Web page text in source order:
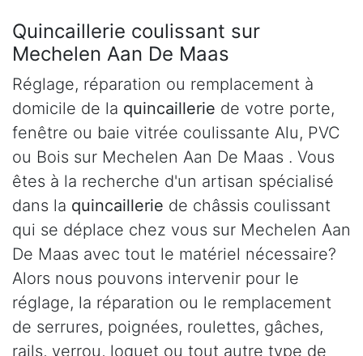
Quincaillerie coulissant sur
Mechelen Aan De Maas
Réglage, réparation ou remplacement à
domicile de la quincaillerie de votre porte,
fenêtre ou baie vitrée coulissante Alu, PVC
ou Bois sur Mechelen Aan De Maas . Vous
êtes à la recherche d'un artisan spécialisé
dans la quincaillerie de châssis coulissant
qui se déplace chez vous sur Mechelen Aan
De Maas avec tout le matériel nécessaire?
Alors nous pouvons intervenir pour le
réglage, la réparation ou le remplacement
de serrures, poignées, roulettes, gâches,
rails, verrou, loquet ou tout autre type de